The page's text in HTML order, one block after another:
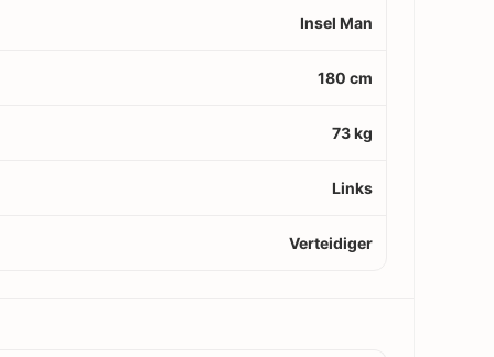
Insel Man
180 cm
73 kg
Links
Verteidiger